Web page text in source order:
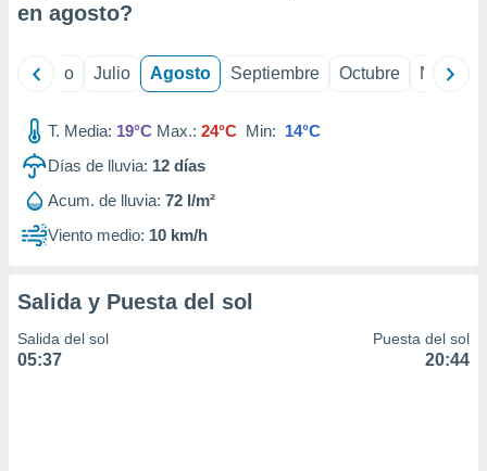
en agosto?
Junio Julio Agosto Septiembre Octubre
T. Media: 19°C Max.: 24°C Min: 14°C
Días de lluvia: 12 días
Acum. de lluvia: 72 l/m²
Viento medio: 10 km/h
Salida y Puesta del sol
Salida del sol
05:37
Puesta del sol
20:44